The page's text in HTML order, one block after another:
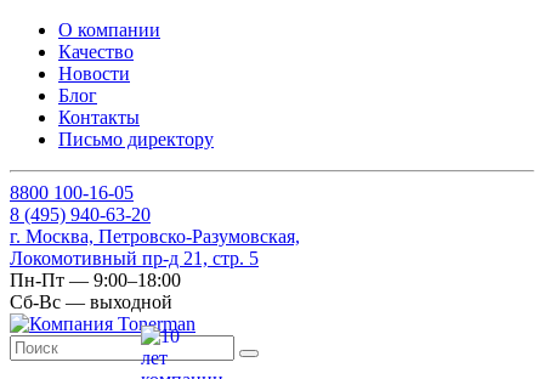
О компании
Качество
Новости
Блог
Контакты
Письмо директору
8800 100-16-05
8 (495) 940-63-20
г. Москва, Петровско-Разумовская,
Локомотивный пр-д 21, стр. 5
Пн-Пт — 9:00–18:00
Сб-Вс — выходной